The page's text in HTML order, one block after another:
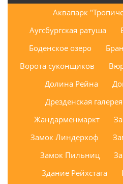
Аквапарк
Аугсбургская ратуша
Боденское озеро
Ворота суконщиков
Долина Рейна
Дрезденская галерея
Жандарменмаркт
Замок Линдерхоф
Замок Пильниц
Здание Рейхстага